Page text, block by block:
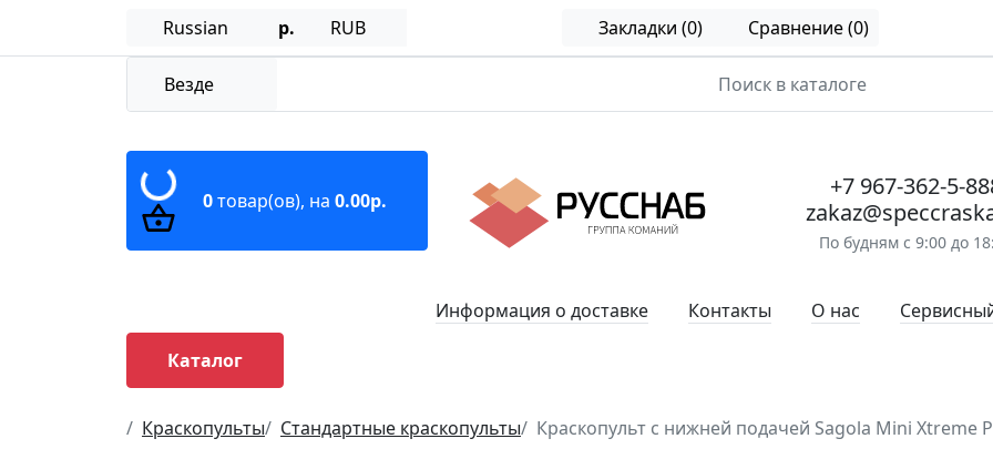
Russian р. RUB Закладки (0) Сравнение (0)
+7 967-362-5-
По будням с 9:00 до
Везде
Информация о доставке Контакты О нас
0товар(ов), на 0.00р.
Каталог
Краскопульты Стандартные краскопульты Краскопульт с нижней подачей Sagola Mini Xtreme